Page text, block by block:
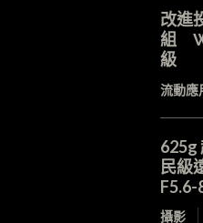
改進
組
級
流動應
625g
民級
F5.6-
攝影